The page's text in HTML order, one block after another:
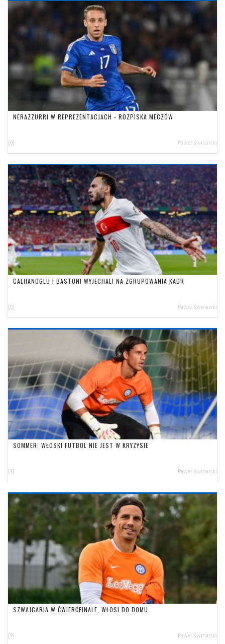
NERAZZURRI W REPREZENTACJACH - ROZPISKA MECZÓW
[0] Paweł Świnarski
CALHANOGLU I BASTONI WYJECHALI NA ZGRUPOWANIA KADR
[0] Paweł Świnarski
SOMMER: WŁOSKI FUTBOL NIE JEST W KRYZYSIE
[1] Paweł Świnarski
SZWAJCARIA W ĆWIERĆFINALE, WŁOSI DO DOMU
[9] Paweł Świnarski